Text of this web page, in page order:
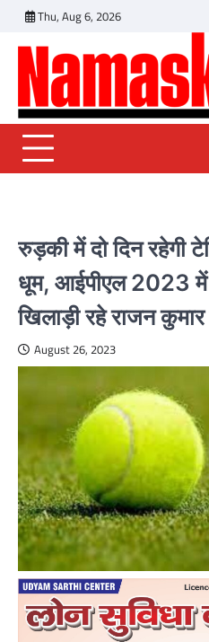
content
Thu, Aug 6, 2026
रुड़की में दो दिन रहेगी
धूम, आईपीएल 2023 में
खिलाड़ी रहे राजन
August 26, 2023